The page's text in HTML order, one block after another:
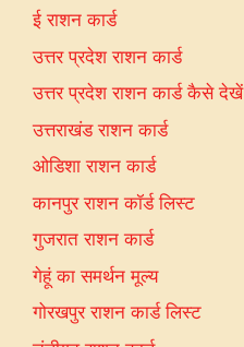
ई राशन कार्ड
उत्तर प्रदेश राशन कार्ड
उत्तर प्रदेश राशन कार्ड कैसे देखें
उत्तराखंड राशन कार्ड
ओडिशा राशन कार्ड
कानपुर राशन कॉर्ड लिस्ट
गुजरात राशन कार्ड
गेहूं का समर्थन मूल्य
गोरखपुर राशन कार्ड लिस्ट